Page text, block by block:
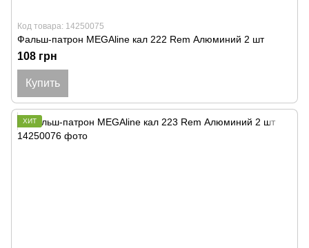
Код товара: 14250075
Фальш-патрон MEGAline кал 222 Rem Алюминий 2 шт
108 грн
Купить
ХИТ